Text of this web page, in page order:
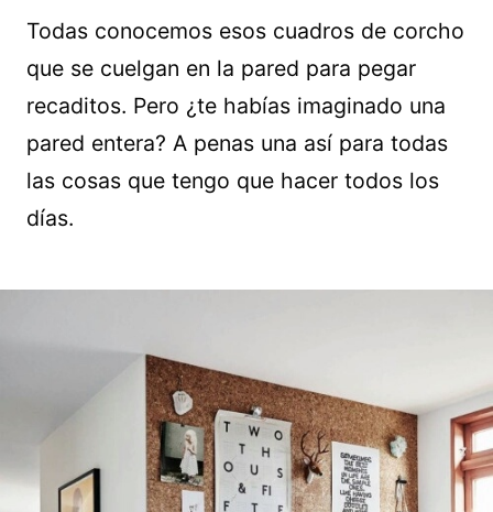
Todas conocemos esos cuadros de corcho
que se cuelgan en la pared para pegar
recaditos. Pero ¿te habías imaginado una
pared entera? A penas una así para todas
las cosas que tengo que hacer todos los
días.